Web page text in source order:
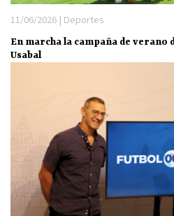
11/06/2026 | Deportes
En marcha la campaña de
Usabal